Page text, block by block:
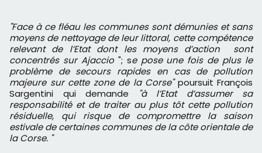
"Face à ce fléau les communes sont démunies et sans
moyens de nettoyage de leur littoral, cette compétence
relevant de l’Etat dont les moyens d’action sont
concentrés sur Ajaccio "; se pose une fois de plus le
problème de secours rapides en cas de pollution
majeure sur cette zone de la Corse"poursuit François
Sargentini qui demande
"à l’Etat d’assumer sa
responsabilité et de traiter au plus tôt cette pollution
résiduelle, qui risque de compromettre la saison
estivale de certaines communes de la côte orientale de
la Corse. "